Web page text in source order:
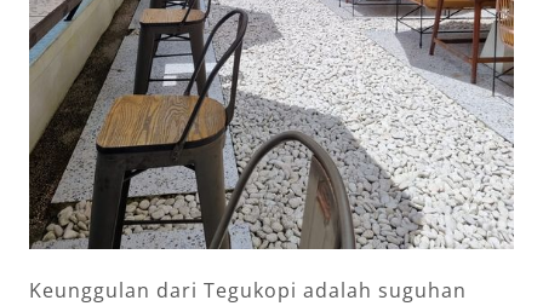
Keunggulan dari Tegukopi adalah suguhan